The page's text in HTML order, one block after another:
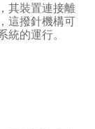
其裝置連接離
這撥針機構可
統的運行。